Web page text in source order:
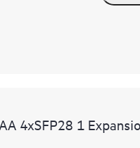
4xSFP28 1